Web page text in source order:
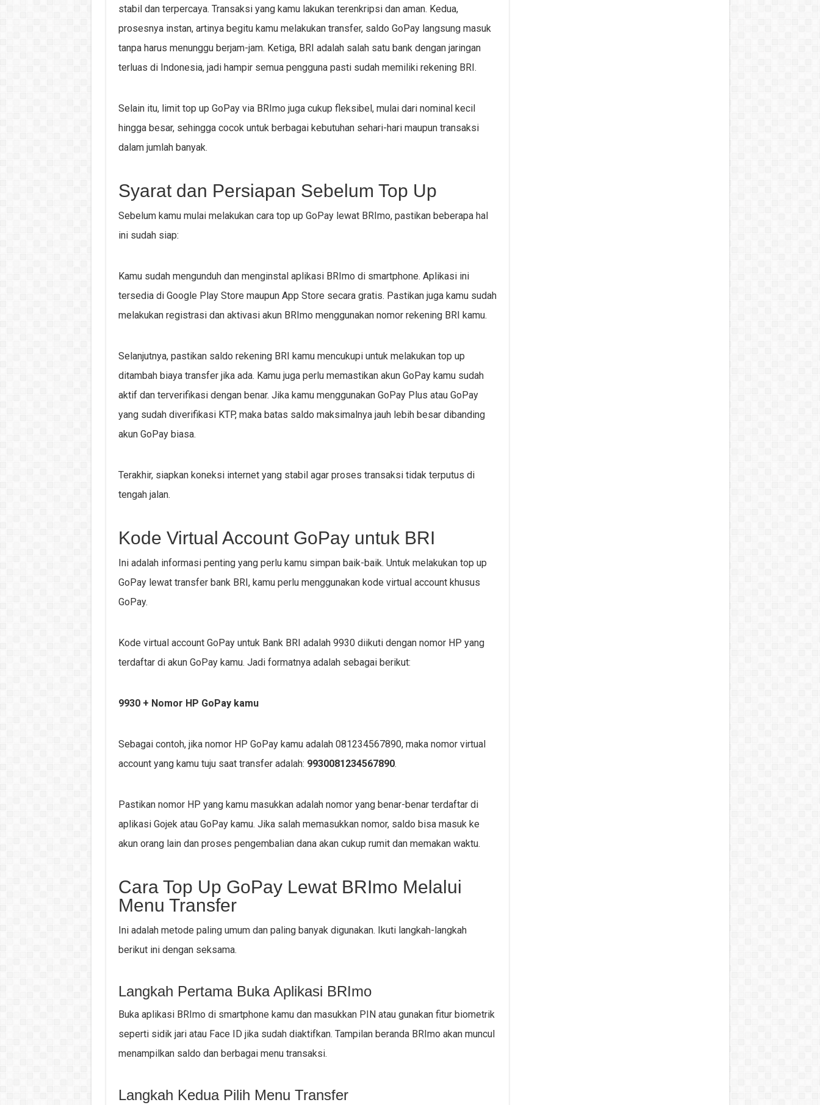
stabil dan terpercaya. Transaksi yang kamu lakukan terenkripsi dan aman. Kedua,
prosesnya instan, artinya begitu kamu melakukan transfer, saldo GoPay langsung masuk
tanpa harus menunggu berjam-jam. Ketiga, BRI adalah salah satu bank dengan jaringan
terluas di Indonesia, jadi hampir semua pengguna pasti sudah memiliki rekening BRI.
Selain itu, limit top up GoPay via BRImo juga cukup fleksibel, mulai dari nominal kecil
hingga besar, sehingga cocok untuk berbagai kebutuhan sehari-hari maupun transaksi
dalam jumlah banyak.
Syarat dan Persiapan Sebelum Top Up
Sebelum kamu mulai melakukan cara top up GoPay lewat BRImo, pastikan beberapa hal
ini sudah siap:
Kamu sudah mengunduh dan menginstal aplikasi BRImo di smartphone. Aplikasi ini
tersedia di Google Play Store maupun App Store secara gratis. Pastikan juga kamu sudah
melakukan registrasi dan aktivasi akun BRImo menggunakan nomor rekening BRI kamu.
Selanjutnya, pastikan saldo rekening BRI kamu mencukupi untuk melakukan top up
ditambah biaya transfer jika ada. Kamu juga perlu memastikan akun GoPay kamu sudah
aktif dan terverifikasi dengan benar. Jika kamu menggunakan GoPay Plus atau GoPay
yang sudah diverifikasi KTP, maka batas saldo maksimalnya jauh lebih besar dibanding
akun GoPay biasa.
Terakhir, siapkan koneksi internet yang stabil agar proses transaksi tidak terputus di
tengah jalan.
Kode Virtual Account GoPay untuk BRI
Ini adalah informasi penting yang perlu kamu simpan baik-baik. Untuk melakukan top up
GoPay lewat transfer bank BRI, kamu perlu menggunakan kode virtual account khusus
GoPay.
Kode virtual account GoPay untuk Bank BRI adalah 9930 diikuti dengan nomor HP yang
terdaftar di akun GoPay kamu. Jadi formatnya adalah sebagai berikut:
9930 + Nomor HP GoPay kamu
Sebagai contoh, jika nomor HP GoPay kamu adalah 081234567890, maka nomor virtual
account yang kamu tuju saat transfer adalah: 9930081234567890.
Pastikan nomor HP yang kamu masukkan adalah nomor yang benar-benar terdaftar di
aplikasi Gojek atau GoPay kamu. Jika salah memasukkan nomor, saldo bisa masuk ke
akun orang lain dan proses pengembalian dana akan cukup rumit dan memakan waktu.
Cara Top Up GoPay Lewat BRImo Melalui
Menu Transfer
Ini adalah metode paling umum dan paling banyak digunakan. Ikuti langkah-langkah
berikut ini dengan seksama.
Langkah Pertama Buka Aplikasi BRImo
Buka aplikasi BRImo di smartphone kamu dan masukkan PIN atau gunakan fitur biometrik
seperti sidik jari atau Face ID jika sudah diaktifkan. Tampilan beranda BRImo akan muncul
menampilkan saldo dan berbagai menu transaksi.
Langkah Kedua Pilih Menu Transfer